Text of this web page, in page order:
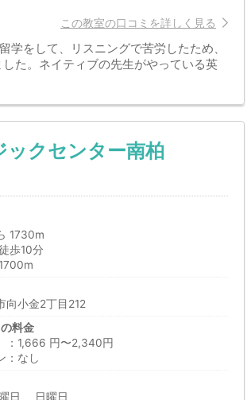
この教室の口コミを詳しく見る
をして、リスニングで苦労したため、
た。ネイティブの先生がやっている英
ックセンター南柏
1730m
歩10分
向小金2丁目212
料金
1,666 円〜2,340円
：なし
日 日曜日